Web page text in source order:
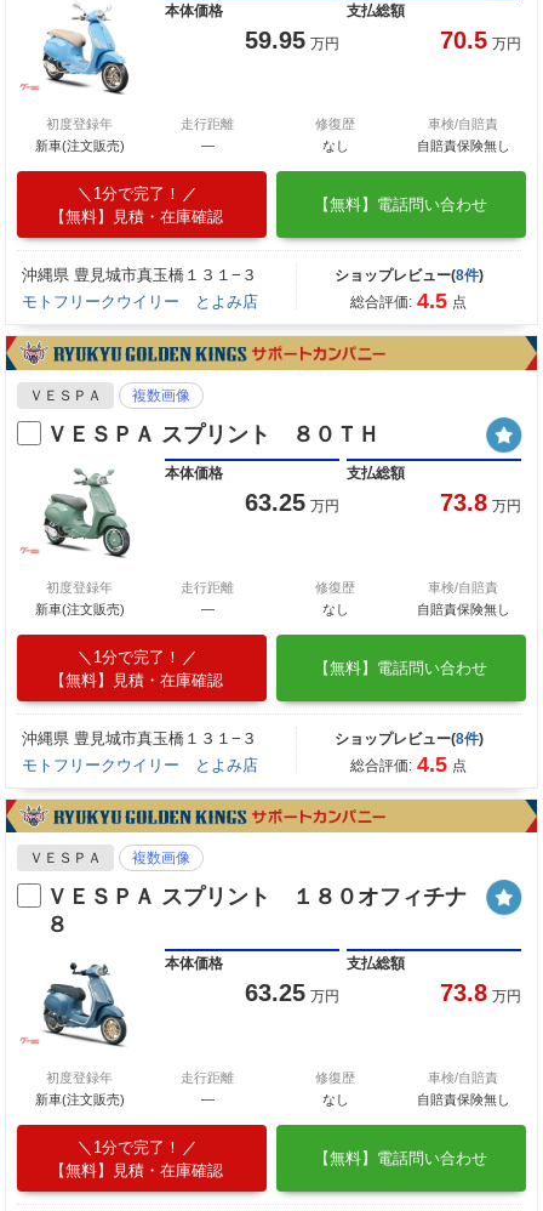
本体価格
59.95 万円
支払総額
70.5 万円
初度登録年
新車(注文販売)
走行距離
―
修復歴
なし
車検/自賠責
自賠責保険無し
1分で完了！
【無料】見積・在庫確認
【無料】電話問い合わせ
沖縄県 豊見城市真玉橋１３１−３
モトフリークウイリー とよみ店
ショップレビュー(8件)
総合評価: 4.5 点
ＶＥＳＰＡ 複数画像
ＶＥＳＰＡ スプリント ８０ＴＨ
本体価格
63.25 万円
支払総額
73.8 万円
初度登録年
新車(注文販売)
走行距離
―
修復歴
なし
車検/自賠責
自賠責保険無し
1分で完了！
【無料】見積・在庫確認
【無料】電話問い合わせ
沖縄県 豊見城市真玉橋１３１−３
モトフリークウイリー とよみ店
ショップレビュー(8件)
総合評価: 4.5 点
ＶＥＳＰＡ 複数画像
ＶＥＳＰＡ スプリント １８０オフィチナ
８
本体価格
63.25 万円
支払総額
73.8 万円
初度登録年
新車(注文販売)
走行距離
―
修復歴
なし
車検/自賠責
自賠責保険無し
1分で完了！
【無料】見積・在庫確認
【無料】電話問い合わせ